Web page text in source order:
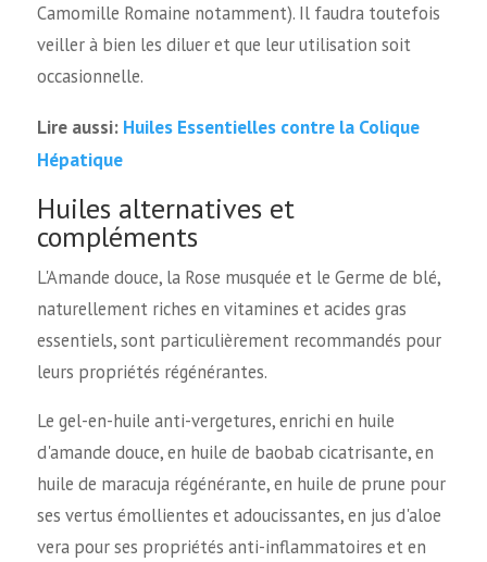
Camomille Romaine notamment). Il faudra toutefois
veiller à bien les diluer et que leur utilisation soit
occasionnelle.
Lire aussi: Huiles Essentielles contre la Colique
Hépatique
Huiles alternatives et
compléments
L'Amande douce, la Rose musquée et le Germe de blé,
naturellement riches en vitamines et acides gras
essentiels, sont particulièrement recommandés pour
leurs propriétés régénérantes.
Le gel-en-huile anti-vergetures, enrichi en huile
d'amande douce, en huile de baobab cicatrisante, en
huile de maracuja régénérante, en huile de prune pour
ses vertus émollientes et adoucissantes, en jus d'aloe
vera pour ses propriétés anti-inflammatoires et en